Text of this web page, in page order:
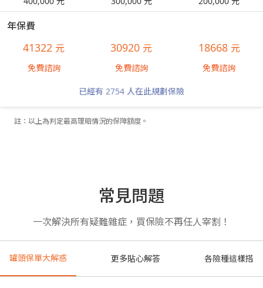
年保費
41322 元
免費諮詢
30920 元
免費諮詢
18668 元
免費諮詢
已經有 2754 人在此規劃保險
註：以上為判定最高理賠情況的保障額度。
常見問題
一次解決所有疑難雜症，買保險不再任人宰割！
罐頭保單大解惑 更多貼心解答 各險種這樣搭